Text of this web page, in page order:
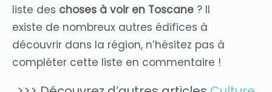
liste des choses à voir en Toscane ? Il
existe de nombreux autres édifices à
découvrir dans la région, n’hésitez pas à
compléter cette liste en commentaire !